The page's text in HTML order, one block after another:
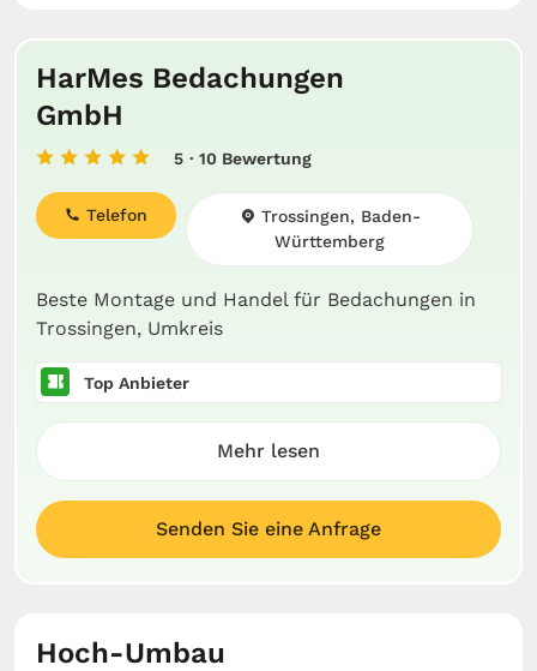
HarMes Bedachungen
GmbH
5 · 10 Bewertung
Beste Montage und Handel für Bedachungen in
Trossingen, Umkreis
Telefon
Trossingen, Baden-
Württemberg
Top Anbieter
Mehr lesen
Senden Sie eine Anfrage
Hoch-Umbau